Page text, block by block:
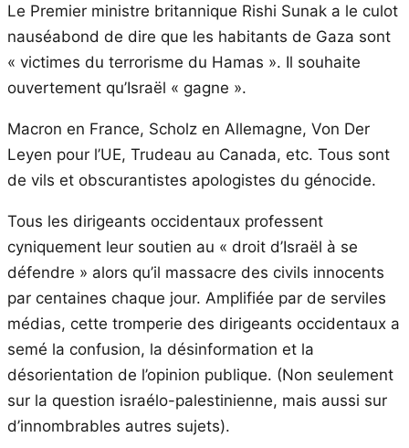
Le Premier ministre britannique Rishi Sunak a le culot
nauséabond de dire que les habitants de Gaza sont
« victimes du terrorisme du Hamas ». Il souhaite
ouvertement qu’Israël « gagne ».
Macron en France, Scholz en Allemagne, Von Der
Leyen pour l’UE, Trudeau au Canada, etc. Tous sont
de vils et obscurantistes apologistes du génocide.
Tous les dirigeants occidentaux professent
cyniquement leur soutien au « droit d’Israël à se
défendre » alors qu’il massacre des civils innocents
par centaines chaque jour. Amplifiée par de serviles
médias, cette tromperie des dirigeants occidentaux a
semé la confusion, la désinformation et la
désorientation de l’opinion publique. (Non seulement
sur la question israélo-palestinienne, mais aussi sur
d’innombrables autres sujets).